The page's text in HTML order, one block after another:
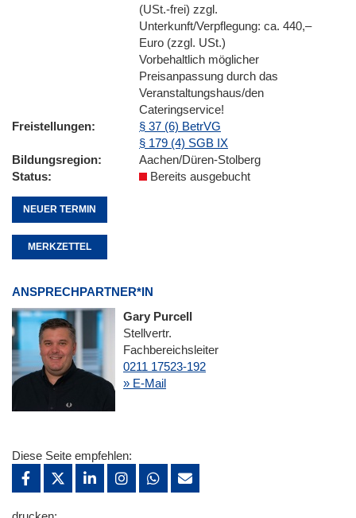
(USt.-frei) zzgl.
Unterkunft/Verpflegung: ca. 440,–
Euro (zzgl. USt.)
Vorbehaltlich möglicher
Preisanpassung durch das
Veranstaltungshaus/den
Cateringservice!
Freistellungen
§ 37 (6) BetrVG
§ 179 (4) SGB IX
Bildungsregion
Aachen/Düren-Stolberg
Status
Bereits ausgebucht
NEUER TERMIN
MERKZETTEL
ANSPRECHPARTNER*IN
Gary Purcell
Stellvertr.
Fachbereichsleiter
0211 17523-192
» E-Mail
Diese Seite empfehlen: